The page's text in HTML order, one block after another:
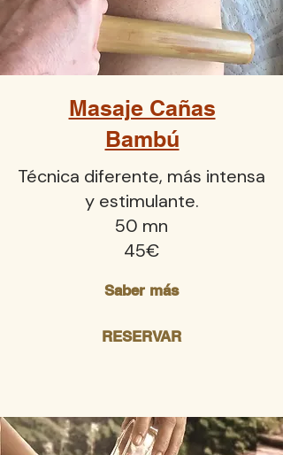
Masaje Cañas
Bambú
Técnica diferente, más intensa
y estimulante.
50 mn
45€
Saber más
RESERVAR